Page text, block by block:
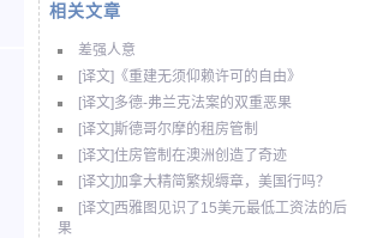
相关文章
差强人意
[译文]《重建无须仰赖许可的自由》
[译文]多德-弗兰克法案的双重恶果
[译文]斯德哥尔摩的租房管制
[译文]住房管制在澳洲创造了奇迹
[译文]加拿大精简繁规缛章，美国行吗？
[译文]西雅图见识了15美元最低工资法的后
果